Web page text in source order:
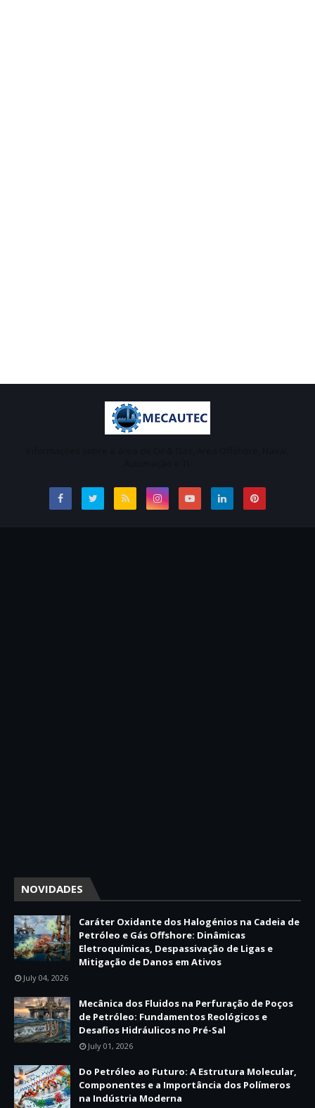
NOVIDADES
Caráter Oxidante dos Halogénios na Cadeia de
Petróleo e Gás Offshore: Dinâmicas
Eletroquímicas, Despassivação de Ligas e
Mitigação de Danos em Ativos
July 04, 2026
Mecânica dos Fluidos na Perfuração de Poços
de Petróleo: Fundamentos Reológicos e
Desafios Hidráulicos no Pré-Sal
July 01, 2026
Do Petróleo ao Futuro: A Estrutura Molecular,
Componentes e a Importância dos Polímeros
na Indústria Moderna